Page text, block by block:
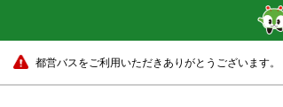
都営バスをご利用いただきありがとうございます。